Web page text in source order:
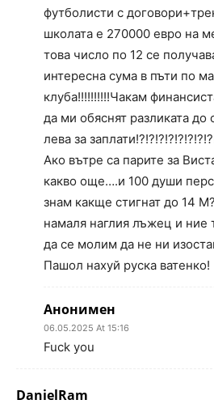
футболисти с
школата е 270000 евро на
това число по 12 се
интересна сума в пъти по
клуба!!!!!!!!!!Чакам
да ми обяснят разликата до
лева за
Ако вътре са парите за
какво още….и 100 души
знам какще стигнат до 14
намаля наглия лъжец и ние
да се молим да не ни
Пашол нахуй руска ватенко!
Анонимен
06.05.2025 At 15:16
Fuck you
DanielRam